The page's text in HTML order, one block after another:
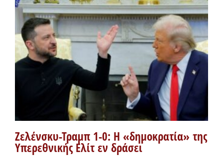
Ζελένσκυ-Τραμπ 1-0: Η «δημοκρατία» της
Υπερεθνικής Ελίτ εν δράσει